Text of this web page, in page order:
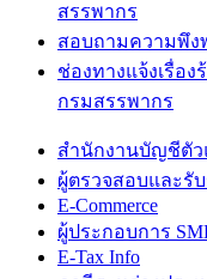
สรรพากร
สอบถามความพึง
ช่องทางแจ้งเรื่อ
กรมสรรพากร
สำนักงานบัญชีตั
ผู้ตรวจสอบและรั
E-Commerce
ผู้ประกอบการ
E-Tax Info